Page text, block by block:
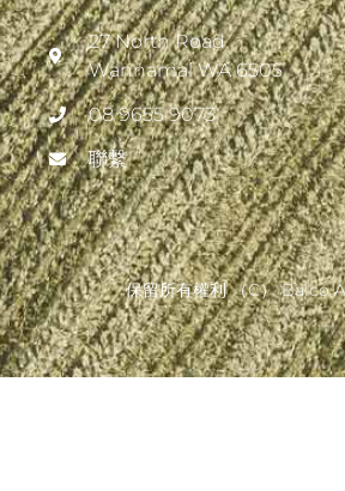
27 North Road
Wannamal WA 6505
08 9655 9073
聯繫
保留所有權利 （c） Balco